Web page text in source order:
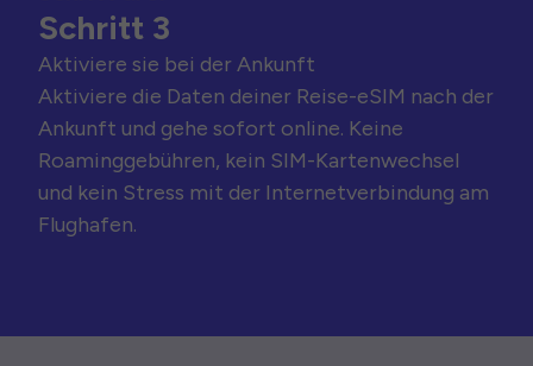
Schritt 3
Aktiviere sie bei der Ankunft
Aktiviere die Daten deiner Reise-eSIM nach der
Ankunft und gehe sofort online. Keine
Roaminggebühren, kein SIM-Kartenwechsel
und kein Stress mit der Internetverbindung am
Flughafen.